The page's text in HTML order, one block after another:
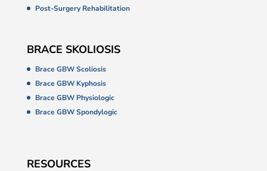
Post-Surgery Rehabilitation
BRACE SKOLIOSIS
Brace GBW Scoliosis
Brace GBW Kyphosis
Brace GBW Physiologic
Brace GBW Spondylogic
RESOURCES